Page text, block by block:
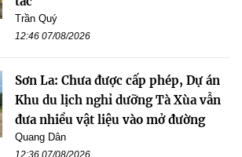
Trần Quý
12:46 07/08/2026
Sơn La: Chưa được cấp phép, Dự án
Khu du lịch nghỉ dưỡng Tà Xùa vẫn
đưa nhiều vật liệu vào mở đường
Quang Dân
12:36 07/08/2026